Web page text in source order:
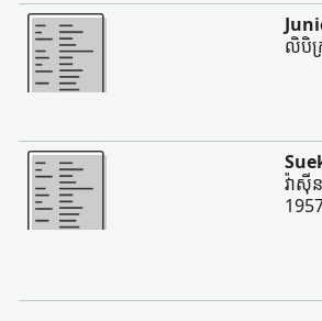
ច្រើន
លិបិក្
ច្រើន
វ៉ាស៊ី